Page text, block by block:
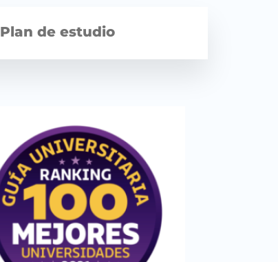
Plan de estudio